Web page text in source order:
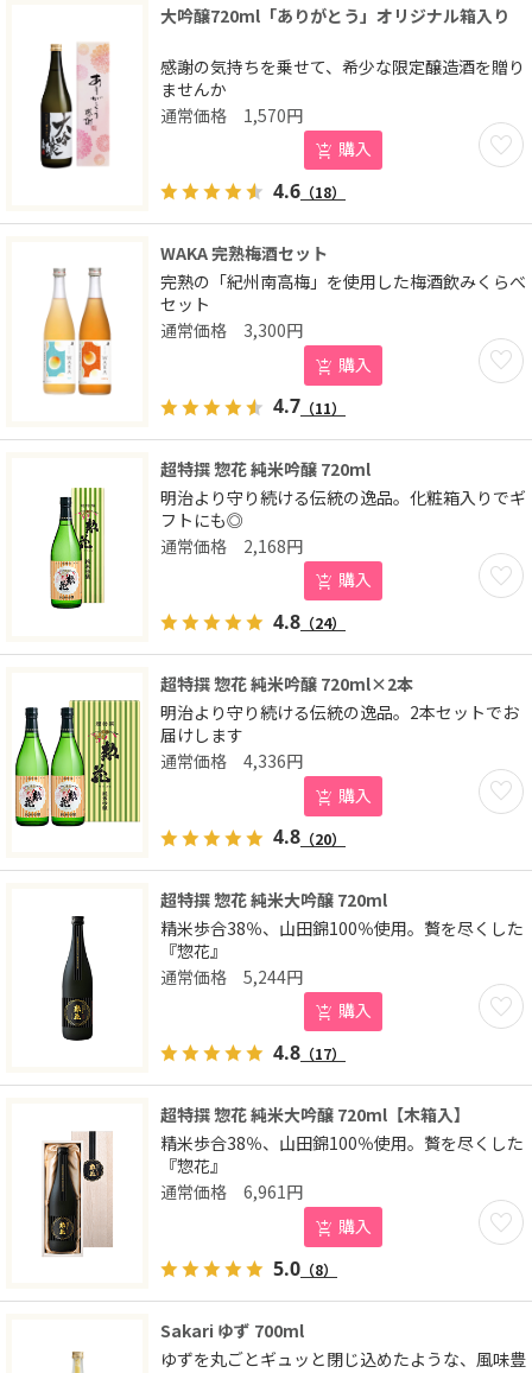
大吟醸720ml「ありがとう」オリジナル箱入り
感謝の気持ちを乗せて、希少な限定醸造酒を贈り
ませんか
お気
1,570円
購入
4.6 （18）
WAKA 完熟梅酒セット
完熟の「紀州南高梅」を使用した梅酒飲みくらべ
セット
お気
3,300円
購入
4.7 （11）
超特撰 惣花 純米吟醸 720ml
明治より守り続ける伝統の逸品。化粧箱入りでギ
フトにも◎
お気
2,168円
購入
4.8 （24）
超特撰 惣花 純米吟醸 720ml×2本
明治より守り続ける伝統の逸品。2本セットでお
届けします
お気
4,336円
購入
4.8 （20）
超特撰 惣花 純米大吟醸 720ml
精米歩合38％、山田錦100％使用。贅を尽くした
『惣花』
お気
5,244円
購入
4.8 （17）
超特撰 惣花 純米大吟醸 720ml【木箱入】
精米歩合38％、山田錦100％使用。贅を尽くした
『惣花』
お気
6,961円
購入
5.0 （8）
Sakari ゆず 700ml
ゆずを丸ごとギュッと閉じ込めたような、風味豊